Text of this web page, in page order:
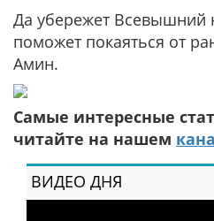
Да убережет Всевышний
поможет покаяться от
Амин.
Самые интересные
читайте на нашем
ВИДЕО ДНЯ